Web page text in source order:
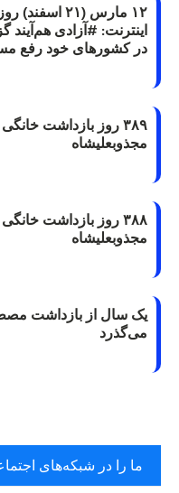
۱۲ مارس (۲۱
در کشورهای خود رفع
۳۸۹ روز بازداشت
مجذوبعلیشاه
۳۸۸ روز بازداشت
مجذوبعلیشاه
یک سال از بازداشت
می‌گذرد
ما را در شبکه‌های